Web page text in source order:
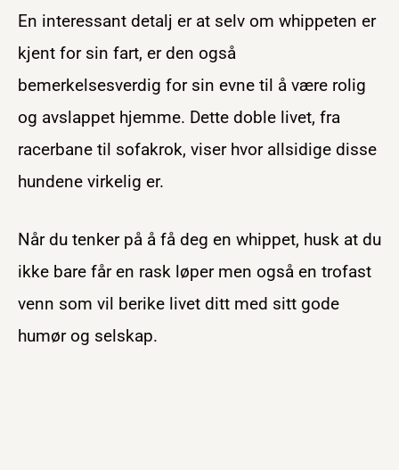
En interessant detalj er at selv om whippeten er
kjent for sin fart, er den også
bemerkelsesverdig for sin evne til å være rolig
og avslappet hjemme. Dette doble livet, fra
racerbane til sofakrok, viser hvor allsidige disse
hundene virkelig er.
Når du tenker på å få deg en whippet, husk at du
ikke bare får en rask løper men også en trofast
venn som vil berike livet ditt med sitt gode
humør og selskap.